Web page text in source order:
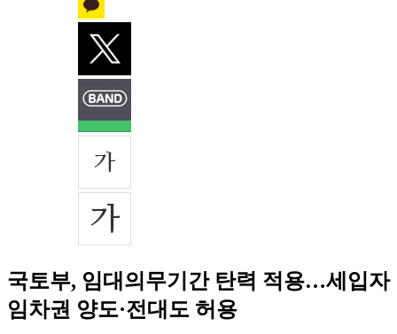
국토부, 임대의무기간 탄력 적용…세입자
임차권 양도·전대도 허용